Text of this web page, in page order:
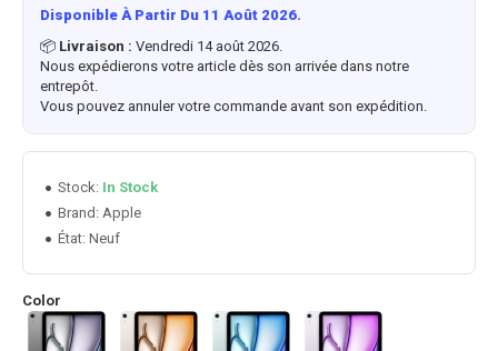
Disponible À Partir Du 11 Août 2026.
📦 Livraison : Vendredi 14 août 2026.
Nous expédierons votre article dès son arrivée dans notre
entrepôt.
Vous pouvez annuler votre commande avant son expédition.
Stock: In Stock
Brand: Apple
État: Neuf
Color